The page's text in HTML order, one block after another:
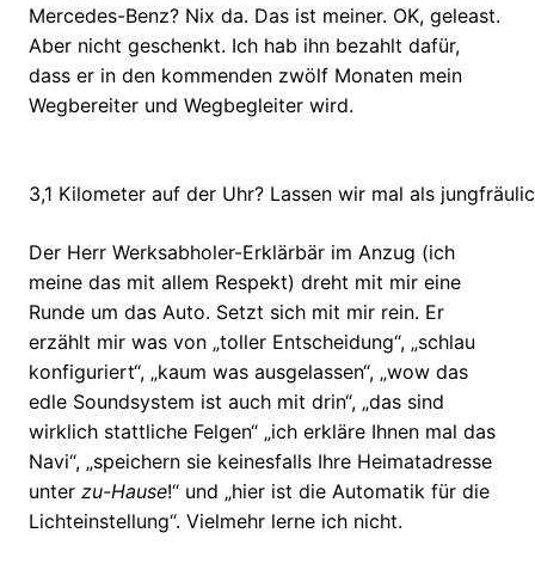
Mercedes-Benz? Nix da. Das ist meiner. OK, geleast.
Aber nicht geschenkt. Ich hab ihn bezahlt dafür,
dass er in den kommenden zwölf Monaten mein
Wegbereiter und Wegbegleiter wird.
3,1 Kilometer auf der Uhr? Lassen wir mal als
Der Herr Werksabholer-Erklärbär im Anzug (ich
meine das mit allem Respekt) dreht mit mir eine
Runde um das Auto. Setzt sich mit mir rein. Er
erzählt mir was von „toller Entscheidung“, „schlau
konfiguriert“, „kaum was ausgelassen“, „wow das
edle Soundsystem ist auch mit drin“, „das sind
wirklich stattliche Felgen“ „ich erkläre Ihnen mal das
Navi“, „speichern sie keinesfalls Ihre Heimatadresse
unter zu-Hause!“ und „hier ist die Automatik für die
Lichteinstellung“. Vielmehr lerne ich nicht.